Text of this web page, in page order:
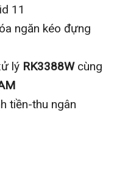
11
ngăn kéo đựng
lý RK3388Wcùng
tiền-thu ngân